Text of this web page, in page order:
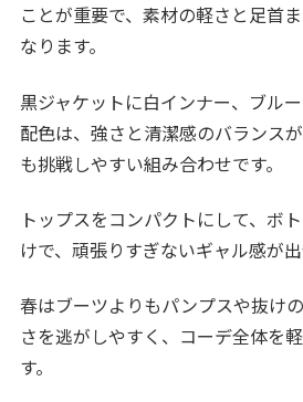
ことが重要で、素材の軽さと足首
なります。
黒ジャケットに白インナー、ブル
配色は、強さと清潔感のバランス
も挑戦しやすい組み合わせです。
トップスをコンパクトにして、ボ
けで、頑張りすぎないギャル感が出
春はブーツよりもパンプスや抜け
さを逃がしやすく、コーデ全体を
す。